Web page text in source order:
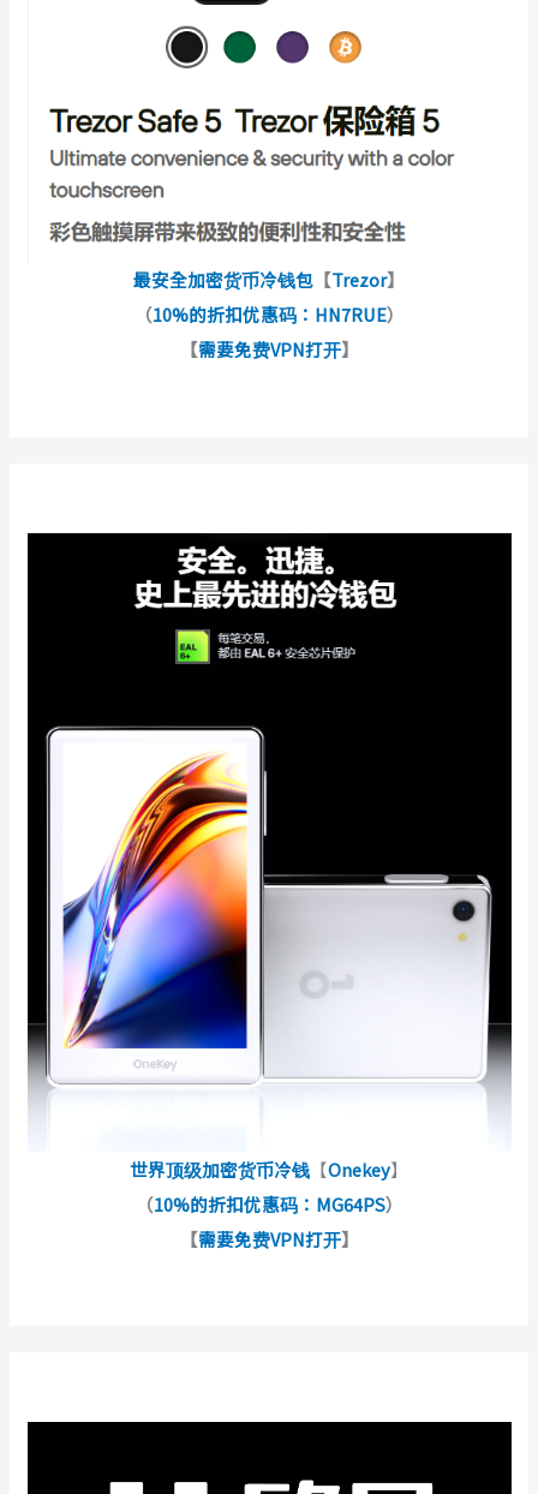
最安全加密货币冷钱包 【Trezor】
（10%的折扣优惠码：HN7RUE）
【需要免费VPN打开】
世界顶级加密货币冷钱 【Onekey】
（10%的折扣优惠码：MG64PS）
【需要免费VPN打开】